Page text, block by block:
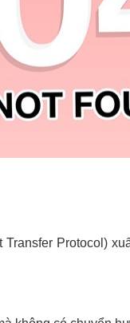
Transfer Protocol)